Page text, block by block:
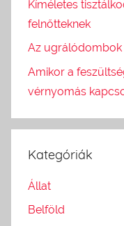
Kíméletes
felnőtteknek
Az ugrálódombok
Amikor a
vérnyomás
Kategóriák
Állat
Belföld